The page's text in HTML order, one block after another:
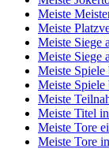
Meiste
Meiste
Meiste Siege
Meiste Siege
Meiste
Meiste Spiele
Meiste
Meiste Titel
Meiste Tore
Meiste Tore